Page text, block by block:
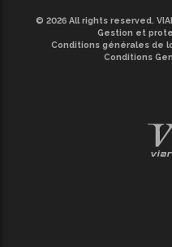
© 2026 All rights reserved.
Gestion et
Conditions générales de
Conditions